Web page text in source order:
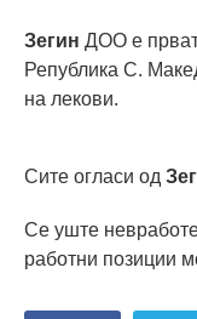
Зегин ДОО е
Република С.
на лекови.
Сите огласи од
Се уште
работни позиции